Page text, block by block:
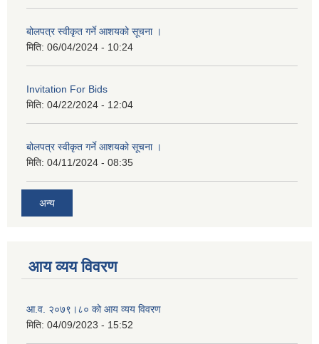
बोलपत्र स्वीकृत गर्ने आशयको सूचना ।
मिति: 06/04/2024 - 10:24
Invitation For Bids
मिति: 04/22/2024 - 12:04
बोलपत्र स्वीकृत गर्ने आशयको सूचना ।
मिति: 04/11/2024 - 08:35
अन्य
आय व्यय विवरण
आ.व. २०७९।८० को आय व्यय विवरण
मिति: 04/09/2023 - 15:52